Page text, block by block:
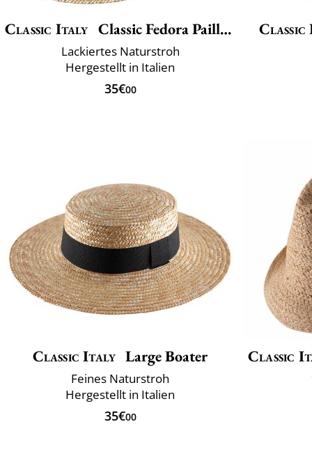
Classic Italy Classic Fedora Paille Large
Lackiertes Naturstroh
Hergestellt in Italien
35€00
Classic Italy Large Boater
Feines Naturstroh
Hergestellt in Italien
35€00
Classic